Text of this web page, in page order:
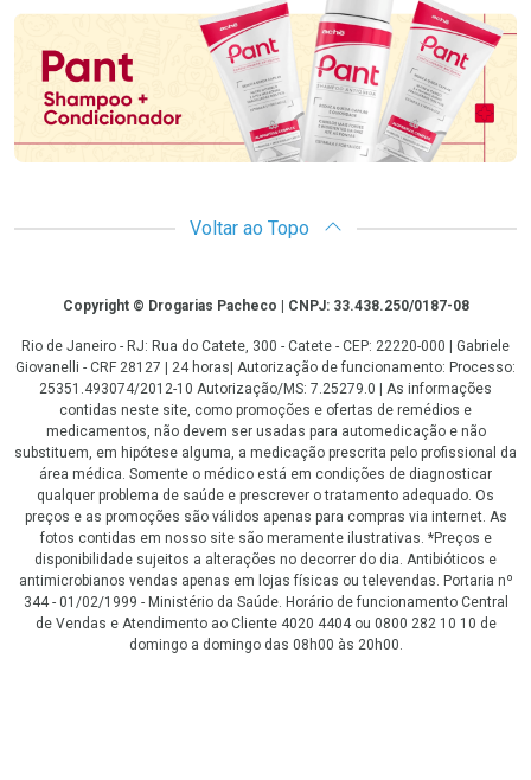
Voltar ao Topo
CopyrightCopyright © Drogarias Pacheco | CNPJ: 33.438.250/0187-08
Rio de Janeiro - RJ: Rua do Catete, 300 - Catete - CEP: 22220-000 | Gabriele
Giovanelli - CRF 28127 | 24 horas| Autorização de funcionamento: Processo:
25351.493074/2012-10 Autorização/MS: 7.25279.0 | As informações
contidas neste site, como promoções e ofertas de remédios e
medicamentos, não devem ser usadas para automedicação e não
substituem, em hipótese alguma, a medicação prescrita pelo profissional da
área médica. Somente o médico está em condições de diagnosticar
qualquer problema de saúde e prescrever o tratamento adequado. Os
preços e as promoções são válidos apenas para compras via internet. As
fotos contidas em nosso site são meramente ilustrativas. *Preços e
disponibilidade sujeitos a alterações no decorrer do dia. Antibióticos e
antimicrobianos vendas apenas em lojas físicas ou televendas. Portaria nº
344 - 01/02/1999 - Ministério da Saúde. Horário de funcionamento Central
de Vendas e Atendimento ao Cliente 4020 4404 ou 0800 282 10 10 de
domingo a domingo das 08h00 às 20h00.